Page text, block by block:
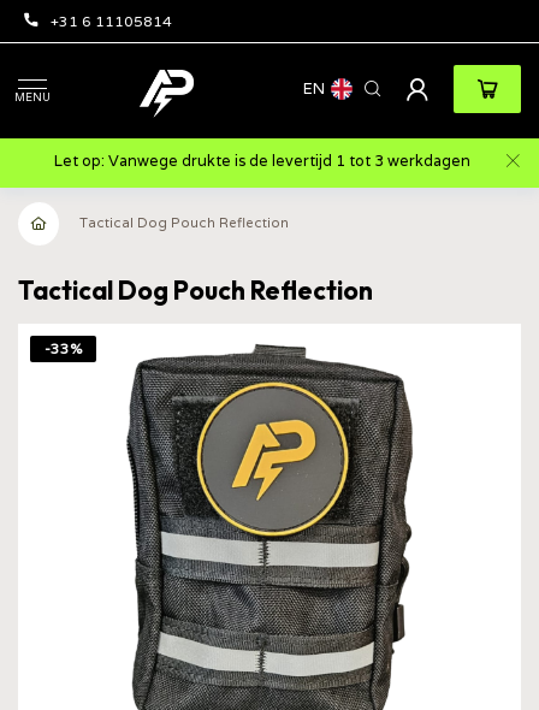
+31 6 11105814
MENU EN
Let op: Vanwege drukte is de levertijd 1 tot 3 werkdagen
Tactical Dog Pouch Reflection
Tactical Dog Pouch Reflection
-33%